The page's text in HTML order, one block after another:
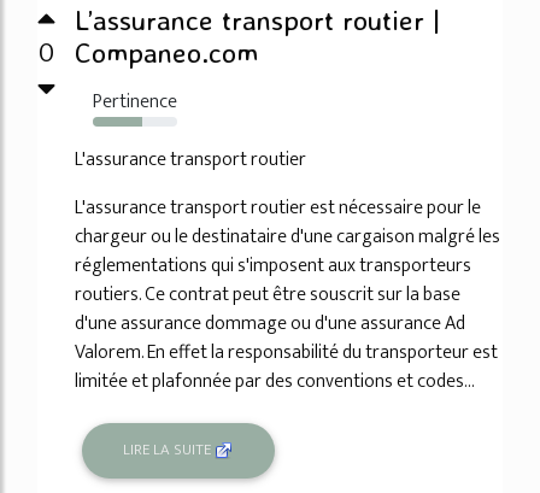
0
L’assurance transport routier |
Companeo.com
Pertinence
58%
L'assurance transport routier
L'assurance transport routier est nécessaire pour le
chargeur ou le destinataire d'une cargaison malgré les
réglementations qui s'imposent aux transporteurs
routiers. Ce contrat peut être souscrit sur la base
d'une assurance dommage ou d'une assurance Ad
Valorem. En effet la responsabilité du transporteur est
limitée et plafonnée par des conventions et codes...
LIRE LA SUITE